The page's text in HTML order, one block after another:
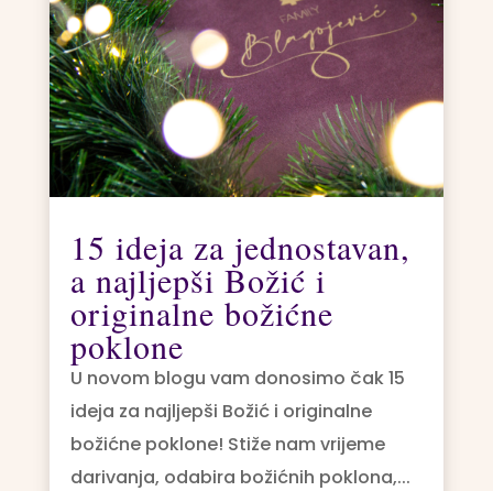
15 ideja za jednostavan,
a najljepši Božić i
originalne božićne
poklone
U novom blogu vam donosimo čak 15
ideja za najljepši Božić i originalne
božićne poklone! Stiže nam vrijeme
darivanja, odabira božićnih poklona,...